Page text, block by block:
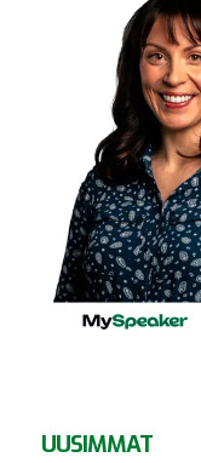
UUSIMMAT